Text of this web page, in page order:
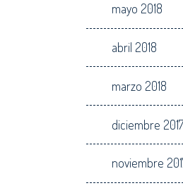
mayo 2018
abril 2018
marzo 2018
diciembre 2017
noviembre